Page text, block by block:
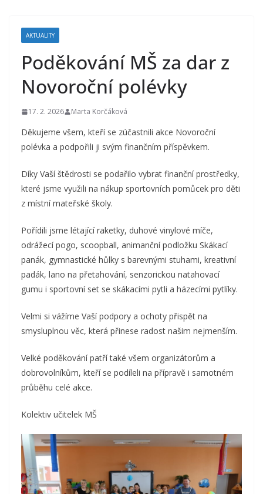
AKTUALITY
Poděkování MŠ za dar z
Novoroční polévky
17. 2. 2026 Marta Korčáková
Děkujeme všem, kteří se zúčastnili akce Novoroční
polévka a podpořili ji svým finančním příspěvkem.
Díky Vaší štědrosti se podařilo vybrat finanční prostředky,
které jsme využili na nákup sportovních pomůcek pro děti
z místní mateřské školy.
Pořídili jsme létající raketky, duhové vinylové míče,
odrážecí pogo, scoopball, animanční podložku Skákací
panák, gymnastické hůlky s barevnými stuhami, kreativní
padák, lano na přetahování, senzorickou natahovací
gumu i sportovní set se skákacími pytli a házecími pytlíky.
Velmi si vážíme Vaší podpory a ochoty přispět na
smysluplnou věc, která přinese radost našim nejmenším.
Velké poděkování patří také všem organizátorům a
dobrovolníkům, kteří se podíleli na přípravě i samotném
průběhu celé akce.
Kolektiv učitelek MŠ